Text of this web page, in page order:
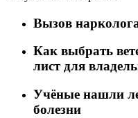
Вызов
Как выбрать
лист для
Учёные нашли
болезни